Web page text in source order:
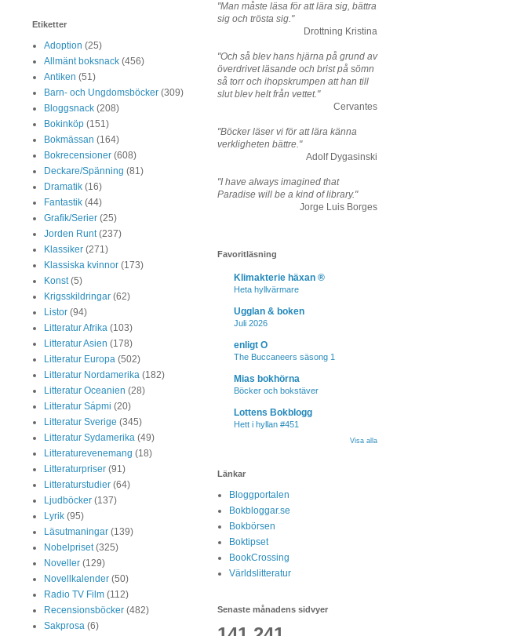
Etiketter
Adoption (25)
Allmänt boksnack (456)
Antiken (51)
Barn- och Ungdomsböcker (309)
Bloggsnack (208)
Bokinköp (151)
Bokmässan (164)
Bokrecensioner (608)
Deckare/Spänning (81)
Dramatik (16)
Fantastik (44)
Grafik/Serier (25)
Jorden Runt (237)
Klassiker (271)
Klassiska kvinnor (173)
Konst (5)
Krigsskildringar (62)
Listor (94)
Litteratur Afrika (103)
Litteratur Asien (178)
Litteratur Europa (502)
Litteratur Nordamerika (182)
Litteratur Oceanien (28)
Litteratur Sápmi (20)
Litteratur Sverige (345)
Litteratur Sydamerika (49)
Litteraturevenemang (18)
Litteraturpriser (91)
Litteraturstudier (64)
Ljudböcker (137)
Lyrik (95)
Läsutmaningar (139)
Nobelpriset (325)
Noveller (129)
Novellkalender (50)
Radio TV Film (112)
Recensionsböcker (482)
Sakprosa (6)
"Man måste läsa för att lära sig, bättra
sig och trösta sig."
Drottning Kristina
"Och så blev hans hjärna på grund av
överdrivet läsande och brist på sömn
så torr och ihopskrumpen att han till
slut blev helt från vettet."
Cervantes
"Böcker läser vi för att lära känna
verkligheten bättre."
Adolf Dygasinski
"I have always imagined that
Paradise will be a kind of library."
Jorge Luis Borges
Favoritläsning
Klimakterie häxan ®
Heta hyllvärmare
Ugglan & boken
Juli 2026
enligt O
The Buccaneers säsong 1
Mias bokhörna
Böcker och bokstäver
Lottens Bokblogg
Hett i hyllan #451
Visa alla
Länkar
Bloggportalen
Bokbloggar.se
Bokbörsen
Boktipset
BookCrossing
Världslitteratur
Senaste månadens sidvyer